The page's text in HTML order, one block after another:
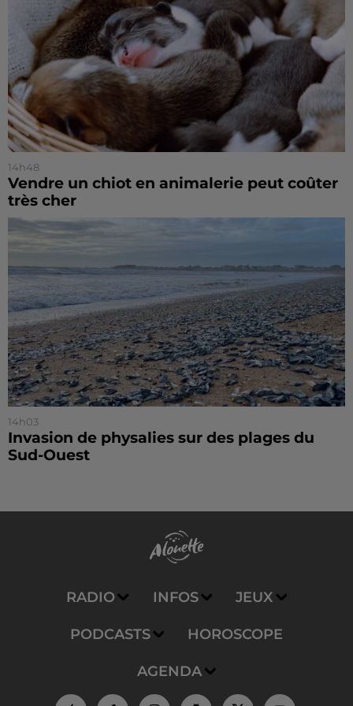
14h48
Vendre un chiot en animalerie peut coûter
très cher
14h03
Invasion de physalies sur des plages du
Sud-Ouest
RADIO INFOS JEUX
PODCASTS HOROSCOPE
AGENDA